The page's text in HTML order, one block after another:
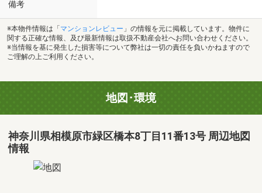
備考
※本物件情報は「 マンションレビュー 」の情報を元に掲載しています。物件に
関する正確な情報、及び最新情報は取扱不動産会社へお問い合わせください。
※当情報を基に発生した損害等について弊社は一切の責任を負いかねますので
ご理解の上ご利用ください。
地図･環境
神奈川県相模原市緑区橋本8丁目11番13号 周辺地図
情報